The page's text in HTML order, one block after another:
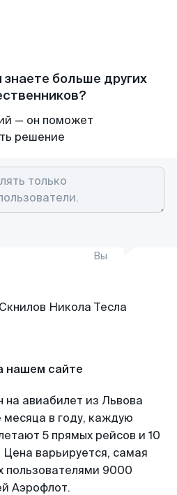
больше других
— он поможет
решение
Вы
нашем сайте
на авиабилет из Львова
в году, каждую
5 прямых рейсов и 10
варьируется, самая
пользователями 9000
Аэрофлот.